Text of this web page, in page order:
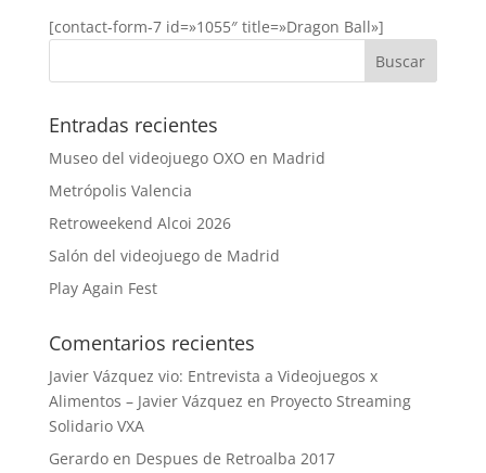
[contact-form-7 id=»1055″ title=»Dragon Ball»]
Entradas recientes
Museo del videojuego OXO en Madrid
Metrópolis Valencia
Retroweekend Alcoi 2026
Salón del videojuego de Madrid
Play Again Fest
Comentarios recientes
Javier Vázquez vio: Entrevista a Videojuegos x
Alimentos – Javier Vázquez en Proyecto Streaming
Solidario VXA
Gerardoen Despues de Retroalba 2017